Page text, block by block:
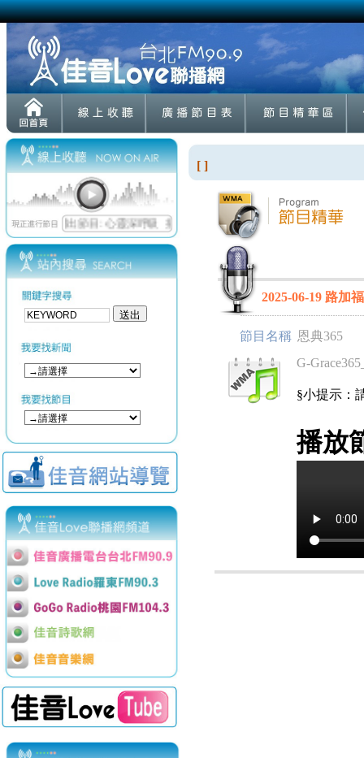
[ ]
2025-06-19 路加
節目名稱 恩典365
G-
§小提示：
播放